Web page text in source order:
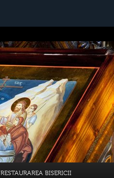
RESTAURAREA BISERICII